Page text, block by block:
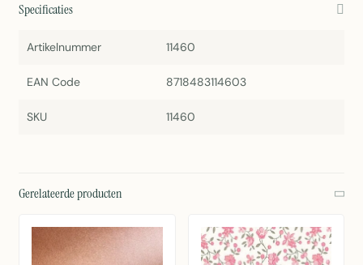
Specificaties
Artikelnummer 11460
EAN Code 8718483114603
SKU 11460
Gerelateerde producten